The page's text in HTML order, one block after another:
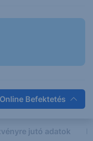
Online Befektetés
jutó adatok